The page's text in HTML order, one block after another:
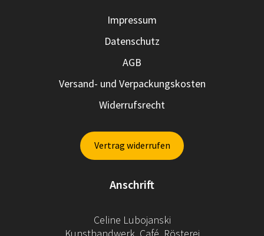
Impressum
Datenschutz
AGB
Versand- und Verpackungskosten
Widerrufsrecht
Vertrag widerrufen
Anschrift
Celine Lubojanski
Kunsthandwerk, Café, Rösterei